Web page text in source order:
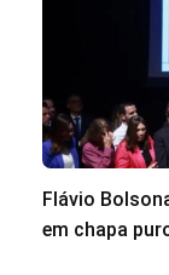
Flávio
em chapa